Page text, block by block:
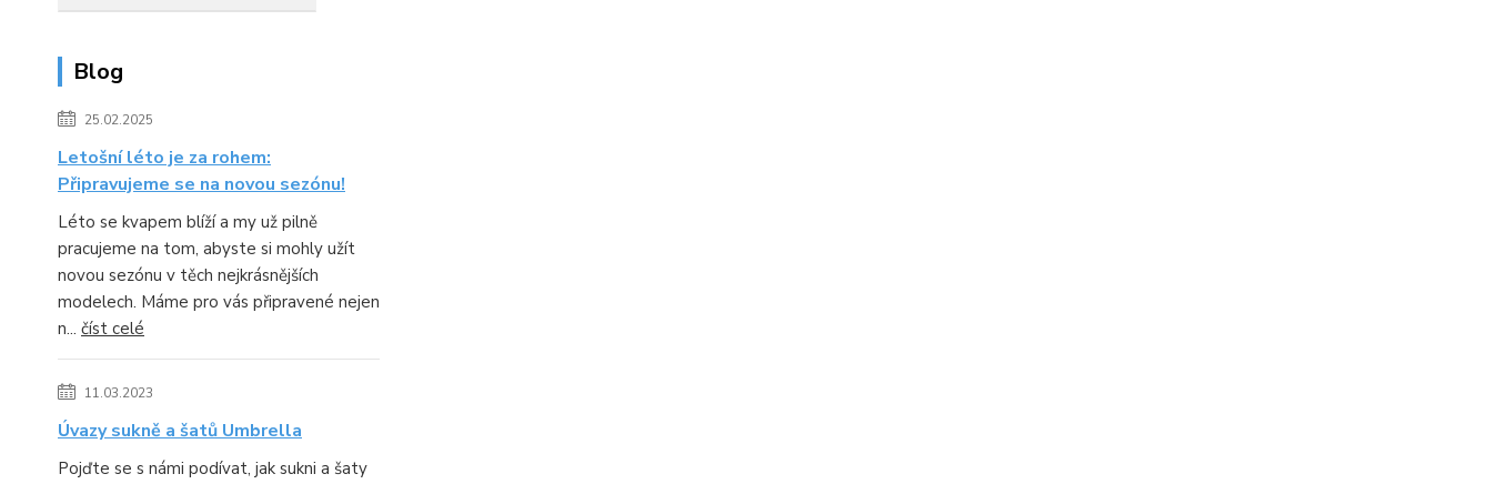
Blog
25.02.2025
Letošní léto je za rohem:
Připravujeme se na novou sezónu!
Léto se kvapem blíží a my už pilně
pracujeme na tom, abyste si mohly užít
novou sezónu v těch nejkrásnějších
modelech. Máme pro vás připravené nejen
n... číst celé
11.03.2023
Úvazy sukně a šatů Umbrella
Pojďte se s námi podívat, jak sukni a šaty